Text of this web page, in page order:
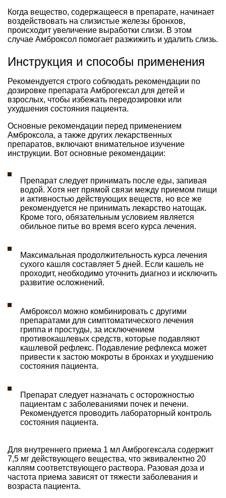
Когда вещество, содержащееся в препарате, начинает
воздействовать на слизистые железы бронхов,
происходит увеличение выработки слизи. В этом
случае Амброксол помогает разжижить и удалить слизь.
Инструкция и способы применения
Рекомендуется строго соблюдать рекомендации по
дозировке препарата Амброгексал для детей и
взрослых, чтобы избежать передозировки или
ухудшения состояния пациента.
Основные рекомендации перед применением
Амброксола, а также других лекарственных
препаратов, включают внимательное изучение
инструкции. Вот основные рекомендации:
Препарат следует принимать после еды, запивая
водой. Хотя нет прямой связи между приемом пищи
и активностью действующих веществ, но все же
рекомендуется не принимать лекарство натощак.
Кроме того, обязательным условием является
обильное питье во время всего курса лечения.
Максимальная продолжительность курса лечения
сухого кашля составляет 5 дней. Если кашель не
проходит, необходимо уточнить диагноз и исключить
развитие осложнений.
Амброксол можно комбинировать с другими
препаратами для симптоматического лечения
гриппа и простуды, за исключением
противокашлевых средств, которые подавляют
кашлевой рефлекс. Подавление рефлекса может
привести к застою мокроты в бронхах и ухудшению
состояния пациента.
Препарат следует назначать с осторожностью
пациентам с заболеваниями почек и печени.
Рекомендуется проводить лабораторный контроль
состояния пациента.
Для внутреннего приема 1 мл Амброгексала содержит
7,5 мг действующего вещества, что эквивалентно 20
каплям соответствующего раствора. Разовая доза и
частота приема зависят от тяжести заболевания и
возраста пациента.